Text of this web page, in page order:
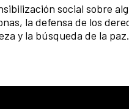
social sobre
la defensa de los
y la búsqueda de la paz.